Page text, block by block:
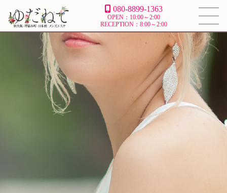
080-8899-1363
OPEN：10:00～2:00
RECEPTION：8:00～2:00